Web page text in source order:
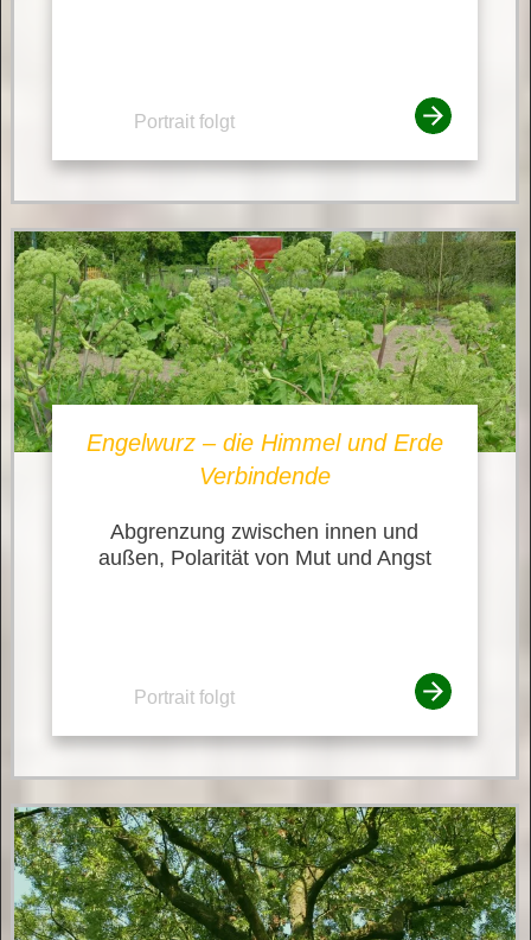
Portrait folgt
Engelwurz – die Himmel und Erde
Verbindende
Abgrenzung zwischen innen und
außen, Polarität von Mut und Angst
Portrait folgt